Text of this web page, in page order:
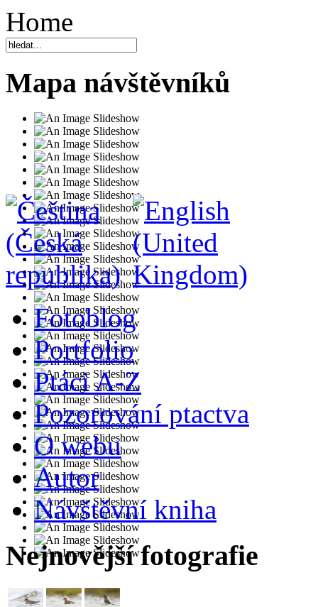
Home
Mapa návštěvníků
Fotoblog
Portfolio
Ptáci A-Z
Pozorování ptactva
O webu
Autor
Návštěvní kniha
Nejnovější fotografie